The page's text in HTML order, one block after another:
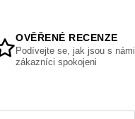
OVĚŘENÉ RECENZE
Podívejte se, jak jsou s námi
zákazníci spokojeni